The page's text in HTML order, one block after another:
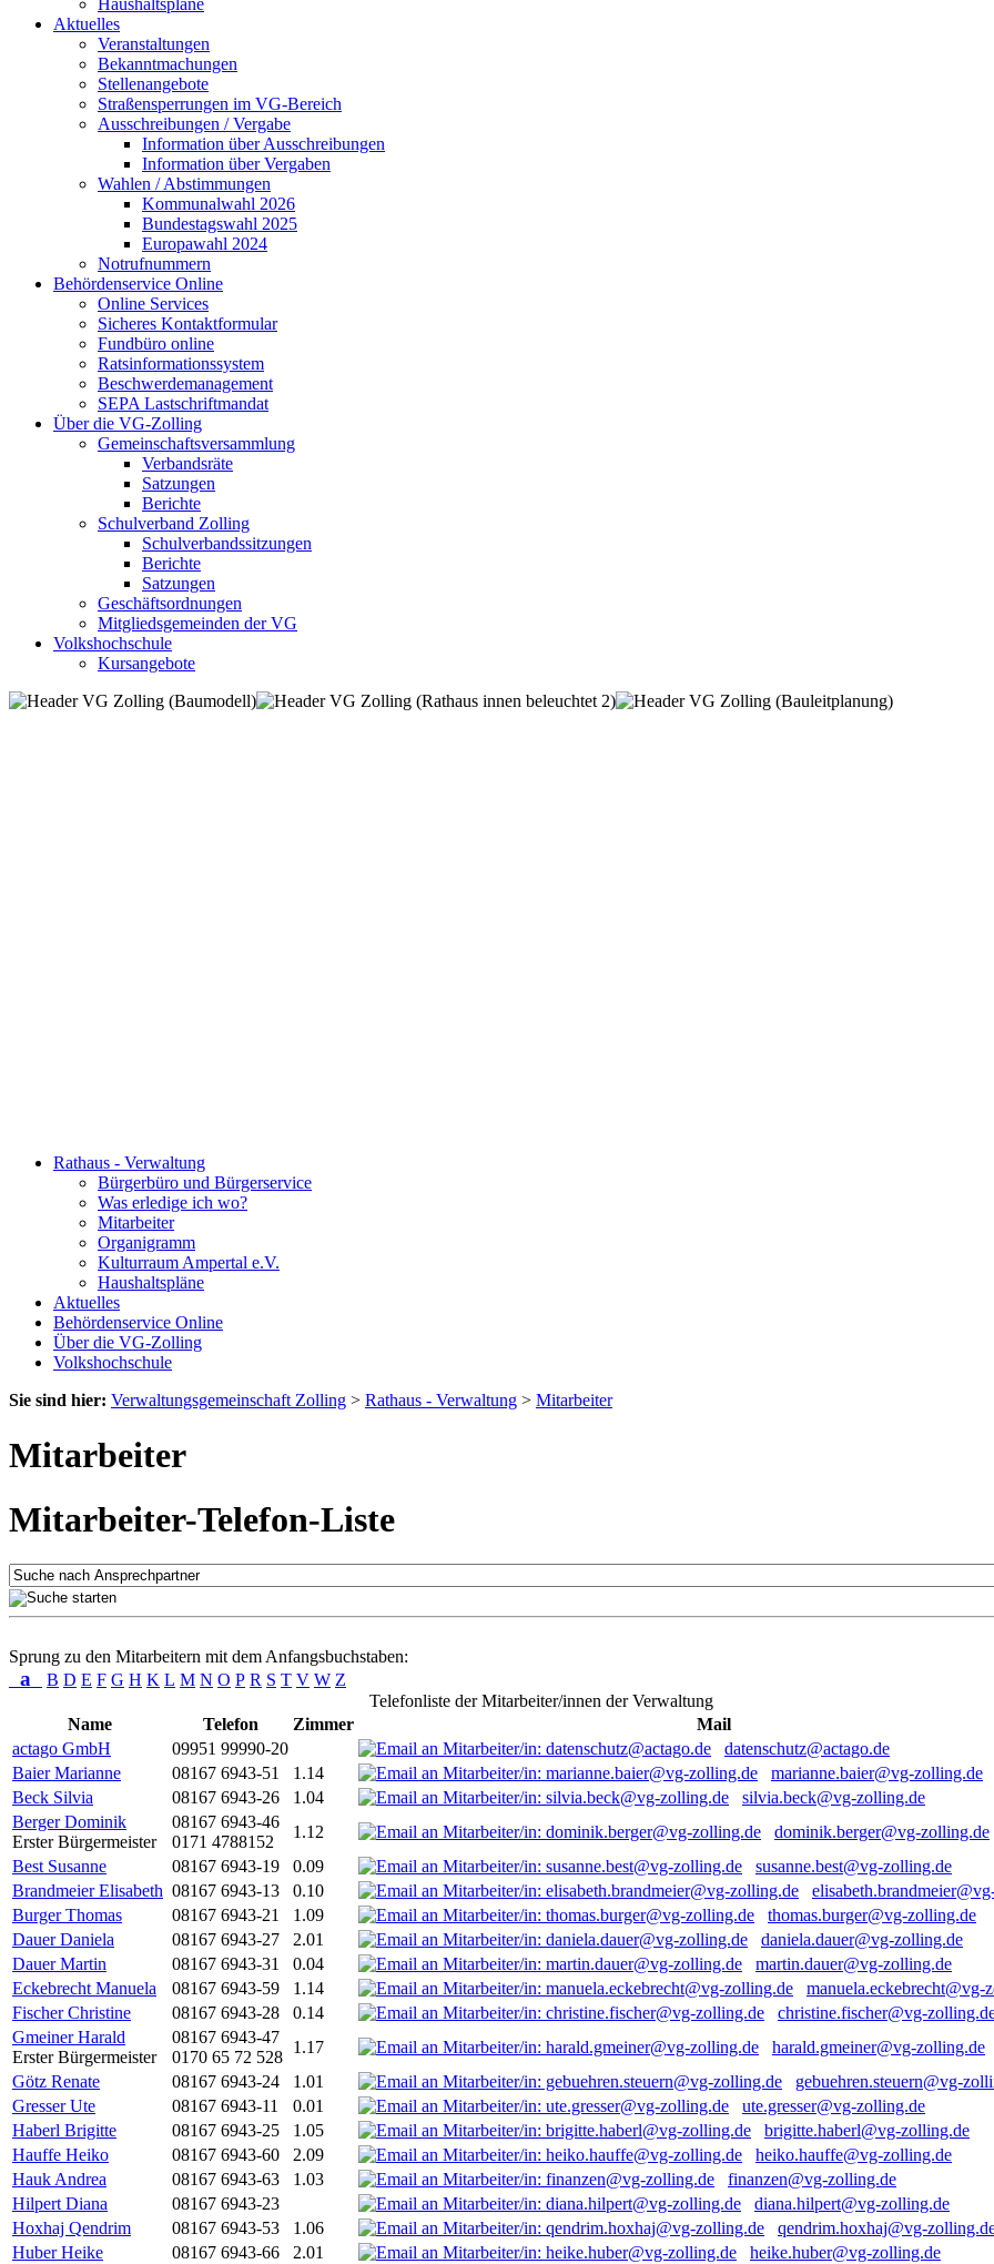
Haushaltspläne
Aktuelles
Veranstaltungen
Bekanntmachungen
Stellenangebote
Straßensperrungen im VG-Bereich
Ausschreibungen / Vergabe
Information über Ausschreibungen
Information über Vergaben
Wahlen / Abstimmungen
Kommunalwahl 2026
Bundestagswahl 2025
Europawahl 2024
Notrufnummern
Behördenservice Online
Online Services
Sicheres Kontaktformular
Fundbüro online
Ratsinformationssystem
Beschwerdemanagement
SEPA Lastschriftmandat
Über die VG-Zolling
Gemeinschaftsversammlung
Verbandsräte
Satzungen
Berichte
Schulverband Zolling
Schulverbandssitzungen
Berichte
Satzungen
Geschäftsordnungen
Mitgliedsgemeinden der VG
Volkshochschule
Kursangebote
Rathaus - Verwaltung
Bürgerbüro und Bürgerservice
Was erledige ich wo?
Mitarbeiter
Organigramm
Kulturraum Ampertal e.V.
Haushaltspläne
Aktuelles
Behördenservice Online
Über die VG-Zolling
Volkshochschule
Sie sind hier: Verwaltungsgemeinschaft Zolling > Rathaus - Verwaltung > Mitarbeiter
Mitarbeiter
Mitarbeiter-Telefon-Liste
Sprung zu den Mitarbeitern mit dem Anfangsbuchstaben:
a B D E F G H K L M N O P R S T V W Z
Telefonliste der Mitarbeiter/innen der Verwaltung
Name
Telefon Zimmer
Mail
actago GmbH
09951 99990-20
datenschutz@actago.de
Baier Marianne
08167 6943-51 1.14
marianne.baier@vg-zolling.de
Beck Silvia
08167 6943-26 1.04
silvia.beck@vg-zolling.de
Berger Dominik
Erster Bürgermeister
08167 6943-46
0171 4788152
1.12
dominik.berger@vg-zolling.de
Best Susanne
08167 6943-19 0.09
susanne.best@vg-zolling.de
Brandmeier Elisabeth 08167 6943-13 0.10
Burger Thomas
08167 6943-21 1.09
thomas.burger@vg-zolling.de
Dauer Daniela
08167 6943-27 2.01
daniela.dauer@vg-zolling.de
Dauer Martin
08167 6943-31 0.04
martin.dauer@vg-zolling.de
Eckebrecht Manuela
08167 6943-59 1.14
manuela.eckebrecht@vg-
Fischer Christine
08167 6943-28 0.14
christine.fischer@vg-
Gmeiner Harald
Erster Bürgermeister
08167 6943-47
0170 65 72 528
1.17
harald.gmeiner@vg-zolling.de
Götz Renate
08167 6943-24 1.01
gebuehren.steuern@vg-
Gresser Ute
08167 6943-11 0.01
ute.gresser@vg-zolling.de
Haberl Brigitte
08167 6943-25 1.05
brigitte.haberl@vg-zolling.de
Hauffe Heiko
08167 6943-60 2.09
heiko.hauffe@vg-zolling.de
Hauk Andrea
08167 6943-63 1.03
finanzen@vg-zolling.de
Hilpert Diana
08167 6943-23
diana.hilpert@vg-zolling.de
Hoxhaj Qendrim
08167 6943-53 1.06
qendrim.hoxhaj@vg-
Huber Heike
08167 6943-66 2.01
heike.huber@vg-zolling.de